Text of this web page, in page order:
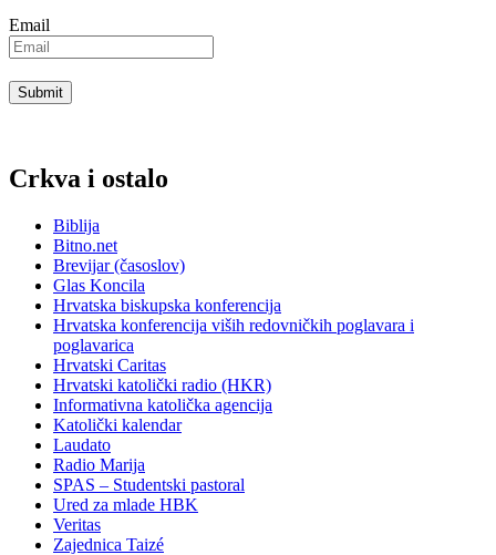
Email
Crkva i ostalo
Biblija
Bitno.net
Brevijar (časoslov)
Glas Koncila
Hrvatska biskupska konferencija
Hrvatska konferencija viših redovničkih poglavara i
poglavarica
Hrvatski Caritas
Hrvatski katolički radio (HKR)
Informativna katolička agencija
Katolički kalendar
Laudato
Radio Marija
SPAS – Studentski pastoral
Ured za mlade HBK
Veritas
Zajednica Taizé